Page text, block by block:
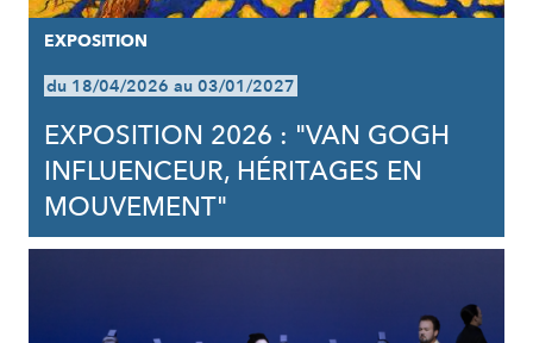
EXPOSITION
du 18/04/2026 au 03/01/2027
EXPOSITION 2026 : "VAN GOGH
INFLUENCEUR, HÉRITAGES EN
MOUVEMENT"